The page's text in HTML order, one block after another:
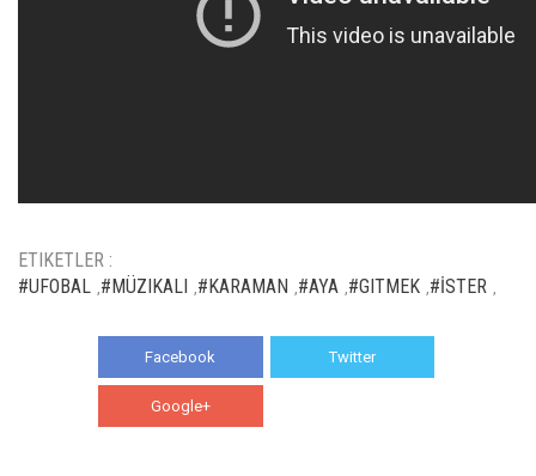
ETIKETLER :
#UFOBAL ,#MÜZIKALI ,#KARAMAN ,#AYA ,#GITMEK ,#İSTER ,
Facebook Twitter
Google+